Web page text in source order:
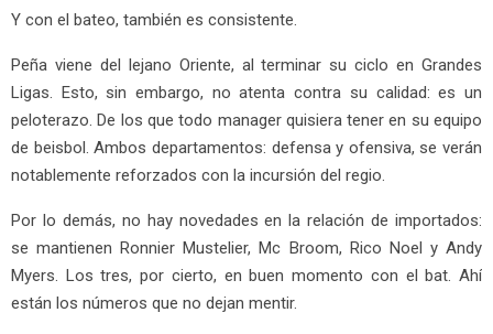
Y con el bateo, también es consistente.
Peña viene del lejano Oriente, al terminar su ciclo en Grandes
Ligas. Esto, sin embargo, no atenta contra su calidad: es un
peloterazo. De los que todo manager quisiera tener en su equipo
de beisbol. Ambos departamentos: defensa y ofensiva, se verán
notablemente reforzados con la incursión del regio.
Por lo demás, no hay novedades en la relación de importados:
se mantienen Ronnier Mustelier, Mc Broom, Rico Noel y Andy
Myers. Los tres, por cierto, en buen momento con el bat. Ahí
están los números que no dejan mentir.